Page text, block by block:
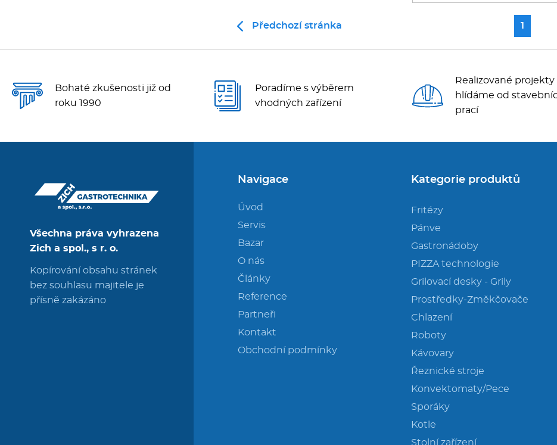
Předchozí stránka 1
Bohaté zkušenosti již od
roku 1990
Poradíme s výběrem
vhodných zařízení
Realizované projekty
hlídáme od
prací
Všechna práva vyhrazena
Zich a spol., s r. o.
Kopírování obsahu stránek
bez souhlasu majitele je
přísně zakázáno
Navigace
Úvod
Servis
Bazar
O nás
Články
Reference
Partneři
Kontakt
Obchodní podmínky
Kategorie produktů
Fritézy
Pánve
Gastronádoby
PIZZA technologie
Grilovací desky - Grily
Prostředky-Změkčovače
Chlazení
Roboty
Kávovary
Řeznické stroje
Konvektomaty/Pece
Sporáky
Kotle
Stolní zařízení